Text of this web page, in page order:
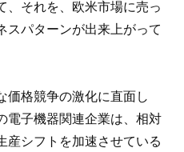
、それを、欧米市場に売っ
スパターンが出来上がって
価格競争の激化に直面し
電子機器関連企業は、相対
産シフトを加速させている